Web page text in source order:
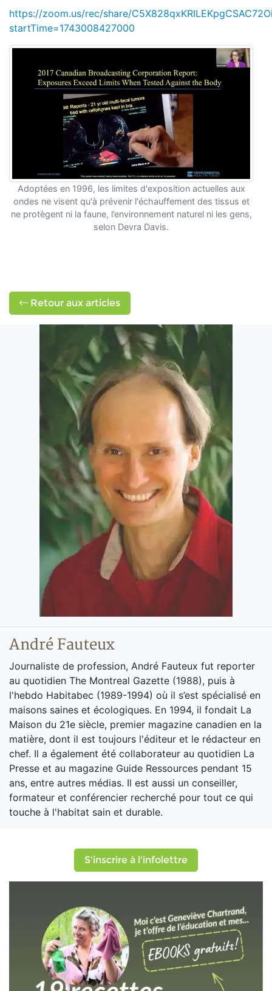
https://zoom.us/rec/share/
startTime=1743008427000
Adoptées en 1996, les limites d'exposition actuelles aux
ondes ne visent qu'à prévenir l'échauffement des tissus et
ne protègent ni la faune, l’environnement naturel ni les gens,
selon Devra Davis.
Retour aux articles
André Fauteux
Journaliste de profession, André Fauteux fut reporter
au quotidien The Montreal Gazette (1988), puis à
l'hebdo Habitabec (1989-1994) où il s’est spécialisé en
maisons saines et écologiques. En 1994, il fondait La
Maison du 21e siècle, premier magazine canadien en la
matière, dont il est toujours l'éditeur et le rédacteur en
chef. Il a également été collaborateur au quotidien La
Presse et au magazine Guide Ressources pendant 15
ans, entre autres médias. Il est aussi un conseiller,
formateur et conférencier recherché pour tout ce qui
touche à l'habitat sain et durable.
S'inscrire à l'infolettre